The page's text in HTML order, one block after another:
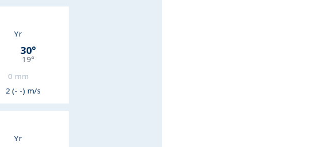
Yr
30°
19°
0 mm
2 (- -) m/s
Yr